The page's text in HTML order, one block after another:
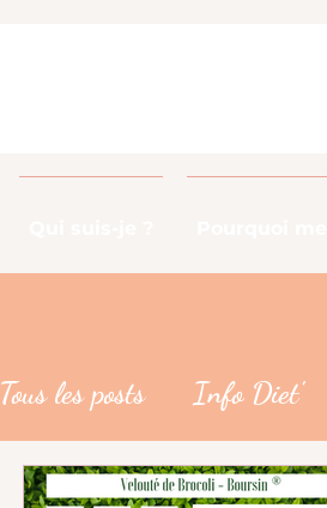
Tous les posts Info Diet'
Info Métier DME